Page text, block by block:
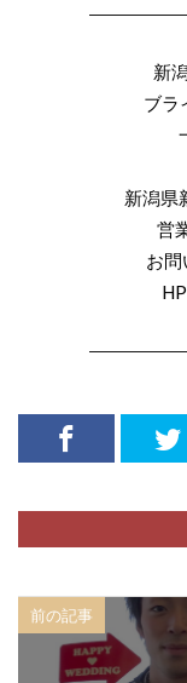
結婚式 する
結婚式ゲスト
結婚式テーブ
結婚式ドレス
結婚式場探し
結婚式婚約指輪
結婚式衣装
結婚式負担金
結婚指輪 きつ
結婚指輪 ダ
新
ブラ
新潟県
営
お
HP
前の記事